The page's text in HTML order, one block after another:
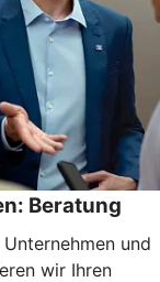
Beratung
und
wir Ihren